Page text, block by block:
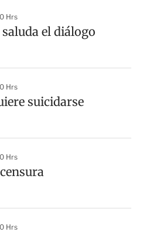
Hrs
el diálogo
Hrs
suicidarse
Hrs
Hrs